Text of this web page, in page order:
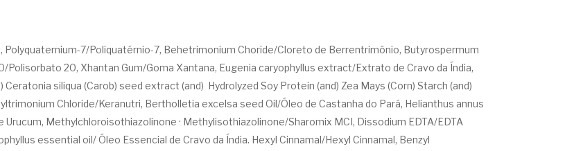
7/Poliquatérnio-7, Behetrimonium Choride/Cloreto de Berrentrimônio, Butyrospermum
20, Xhantan Gum/Goma Xantana, Eugenia caryophyllus extract/Extrato de Cravo da Índia,
siliqua (Carob) seed extract (and) Hydrolyzed Soy Protein (and) Zea Mays (Corn) Starch (and)
Chloride/Keranutri, Bertholletia excelsa seed Oil/Óleo de Castanha do Pará, Helianthus annus
Methylchloroisothiazolinone · Methylisothiazolinone/Sharomix MCI, Dissodium EDTA/EDTA
essential oil/ Óleo Essencial de Cravo da Índia. Hexyl Cinnamal/Hexyl Cinnamal, Benzyl